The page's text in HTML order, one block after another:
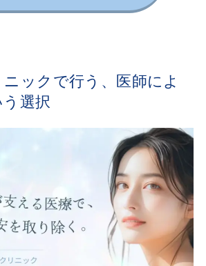
ックで行う、医師によ
選択